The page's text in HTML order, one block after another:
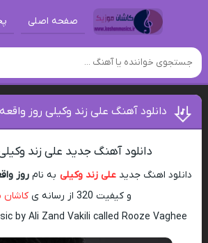
صفحه اصلی
دانلود آهنگ علی زند وکیلی روز
دانلود آهنگ جدید علی زند
دانلود اهنگ جدیدعلی زند وکیلی به نامروز
و کیفیت 320 از رسانه ی
by Ali Zand Vakili called Rooze Vaghee